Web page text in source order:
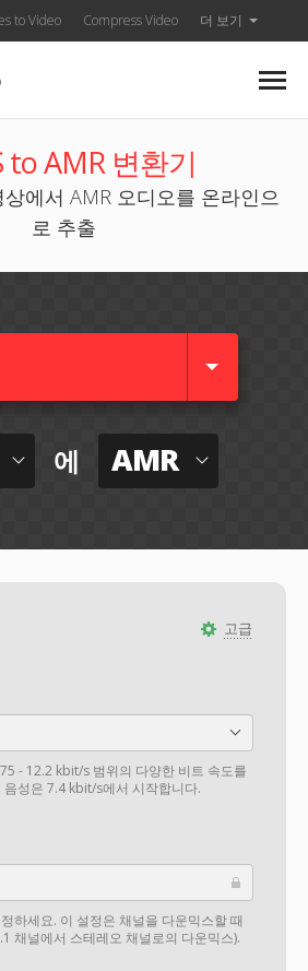
to Video Compress Video 더 보기
to AMR 변환기
에서 AMR 오디오를 온라인으
로 추출
에 AMR
고급
- 12.2 kbit/s 범위의 다양한 비트 속도를
음성은 7.4 kbit/s에서 시작합니다.
하세요. 이 설정은 채널을 다운믹스할 때
채널에서 스테레오 채널로의 다운믹스).